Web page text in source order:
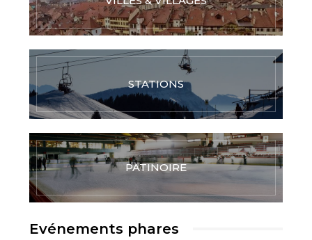
STATIONS
PATINOIRE
Evénements phares